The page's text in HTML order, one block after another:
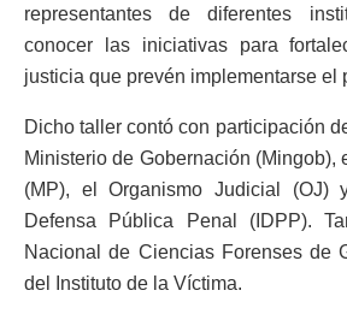
representantes de diferentes
conocer las iniciativas para
justicia que prevén implementarse el
Dicho taller contó con participación
Ministerio de Gobernación (Mingob),
(MP), el Organismo Judicial (OJ)
Defensa Pública Penal (IDPP).
Nacional de Ciencias Forenses de
del Instituto de la Víctima.